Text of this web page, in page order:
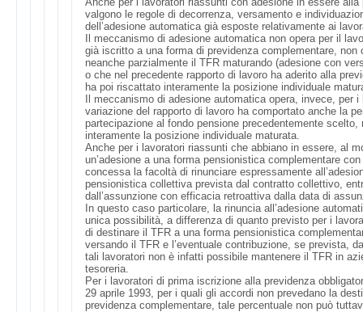
valgono le regole di decorrenza, versamento e
dell’adesione automatica già esposte relativamente ai
Il meccanismo di adesione automatica non opera per il
già iscritto a una forma di previdenza complementare,
neanche parzialmente il TFR maturando (adesione con
o che nel precedente rapporto di lavoro ha aderito alla
ha poi riscattato interamente la posizione individuale
Il meccanismo di adesione automatica opera, invece, per
variazione del rapporto di lavoro ha comportato anche la
partecipazione al fondo pensione precedentemente
interamente la posizione individuale maturata.
Anche per i lavoratori riassunti che abbiano in essere, al
un’adesione a una forma pensionistica complementare
concessa la facoltà di rinunciare espressamente
pensionistica collettiva prevista dal contratto collettivo,
dall’assunzione con efficacia retroattiva dalla data di
In questo caso particolare, la rinuncia all’adesione
unica possibilità, a differenza di quanto previsto per i
di destinare il TFR a una forma pensionistica
versando il TFR e l’eventuale contribuzione, se prevista,
tali lavoratori non è infatti possibile mantenere il TFR in
tesoreria.
Per i lavoratori di prima iscrizione alla previdenza
29 aprile 1993, per i quali gli accordi non prevedano la
previdenza complementare, tale percentuale non può